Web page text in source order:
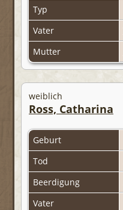
Typ
Vater
Mutter
weiblich
Ross, Catharina
Geburt
Tod
Beerdigung
Vater